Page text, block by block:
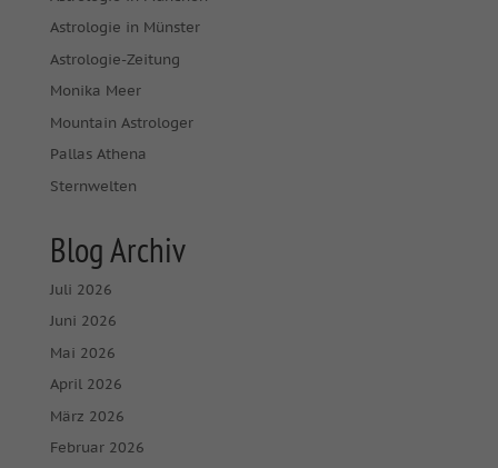
Astrologie in Münster
Astrologie-Zeitung
Monika Meer
Mountain Astrologer
Pallas Athena
Sternwelten
Blog Archiv
Juli 2026
Juni 2026
Mai 2026
April 2026
März 2026
Februar 2026